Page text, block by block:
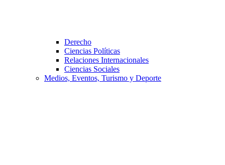
Derecho
Ciencias Políticas
Relaciones Internacionales
Ciencias Sociales
Medios, Eventos, Turismo y Deporte